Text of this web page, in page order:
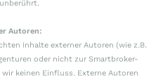
Autoren:
Inhalte externer Autoren (wie z.B.
oder nicht zur Smartbroker-
keinen Einfluss. Externe Autoren